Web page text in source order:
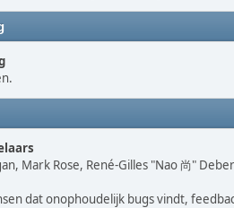
Mark Rose, René-Gilles "Nao 尚"
dat onophoudelijk bugs vindt,